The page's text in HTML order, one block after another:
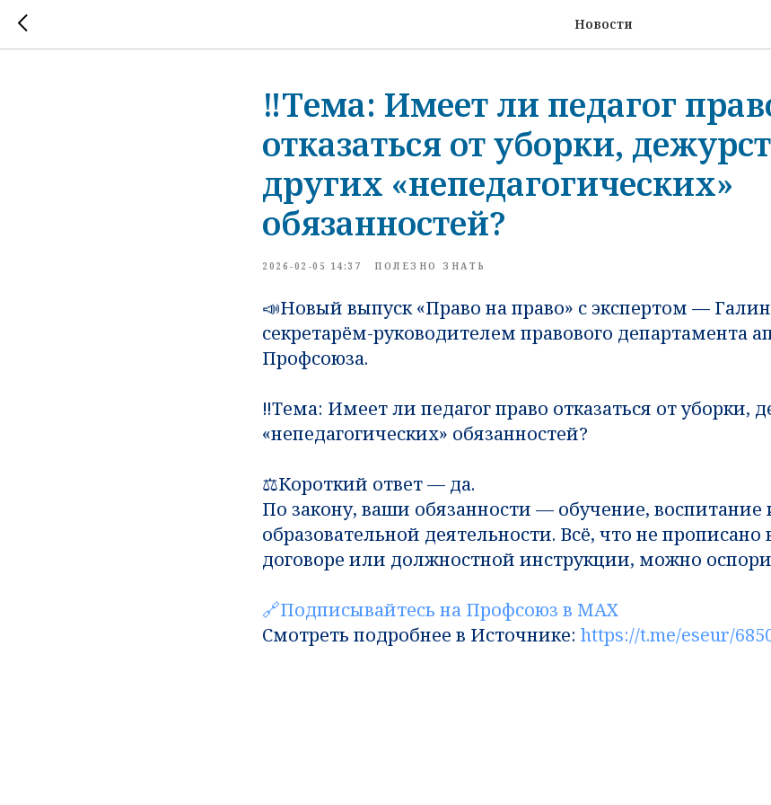
Новости
‼️Тема: Имеет ли педагог
отказаться от уборки,
других «непедагогических»
обязанностей?
2026-02-05 14:37 ПОЛЕЗНО ЗНАТЬ
📣Новый выпуск «Право на право» с экспертом —
секретарём-руководителем правового департамента
Профсоюза.
‼️Тема: Имеет ли педагог право отказаться от уборки,
«непедагогических» обязанностей?
⚖️Короткий ответ — да.
По закону, ваши обязанности — обучение, воспитание
образовательной деятельности. Всё, что не
договоре или должностной инструкции, можно
🔗Подписывайтесь на Профсоюз в MAX
Смотреть подробнее в Источнике: https://t.me/eseur/